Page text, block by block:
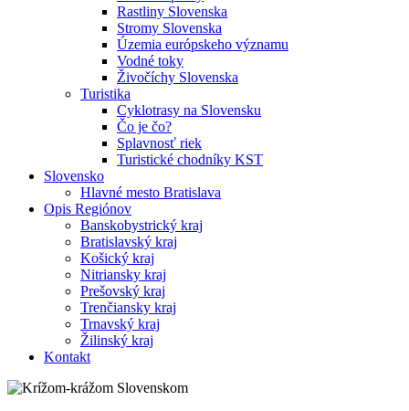
Rastliny Slovenska
Stromy Slovenska
Územia európskeho významu
Vodné toky
Živočíchy Slovenska
Turistika
Cyklotrasy na Slovensku
Čo je čo?
Splavnosť riek
Turistické chodníky KST
Slovensko
Hlavné mesto Bratislava
Opis Regiónov
Banskobystrický kraj
Bratislavský kraj
Košický kraj
Nitriansky kraj
Prešovský kraj
Trenčiansky kraj
Trnavský kraj
Žilinský kraj
Kontakt